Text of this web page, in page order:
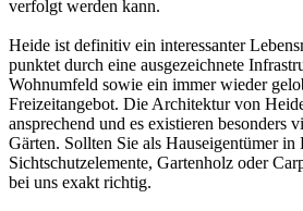
verfolgt werden kann.
Heide ist definitiv ein interessanter
punktet durch eine ausgezeichnete
Wohnumfeld sowie ein immer wieder
Freizeitangebot. Die Architektur von
ansprechend und es existieren besonders
Gärten. Sollten Sie als Hauseigentümer in
Sichtschutzelemente, Gartenholz oder
bei uns exakt richtig.